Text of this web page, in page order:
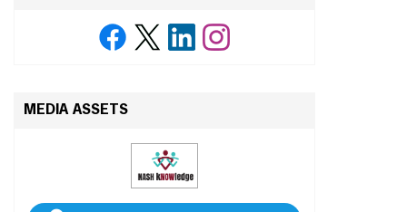
MEDIA ASSETS